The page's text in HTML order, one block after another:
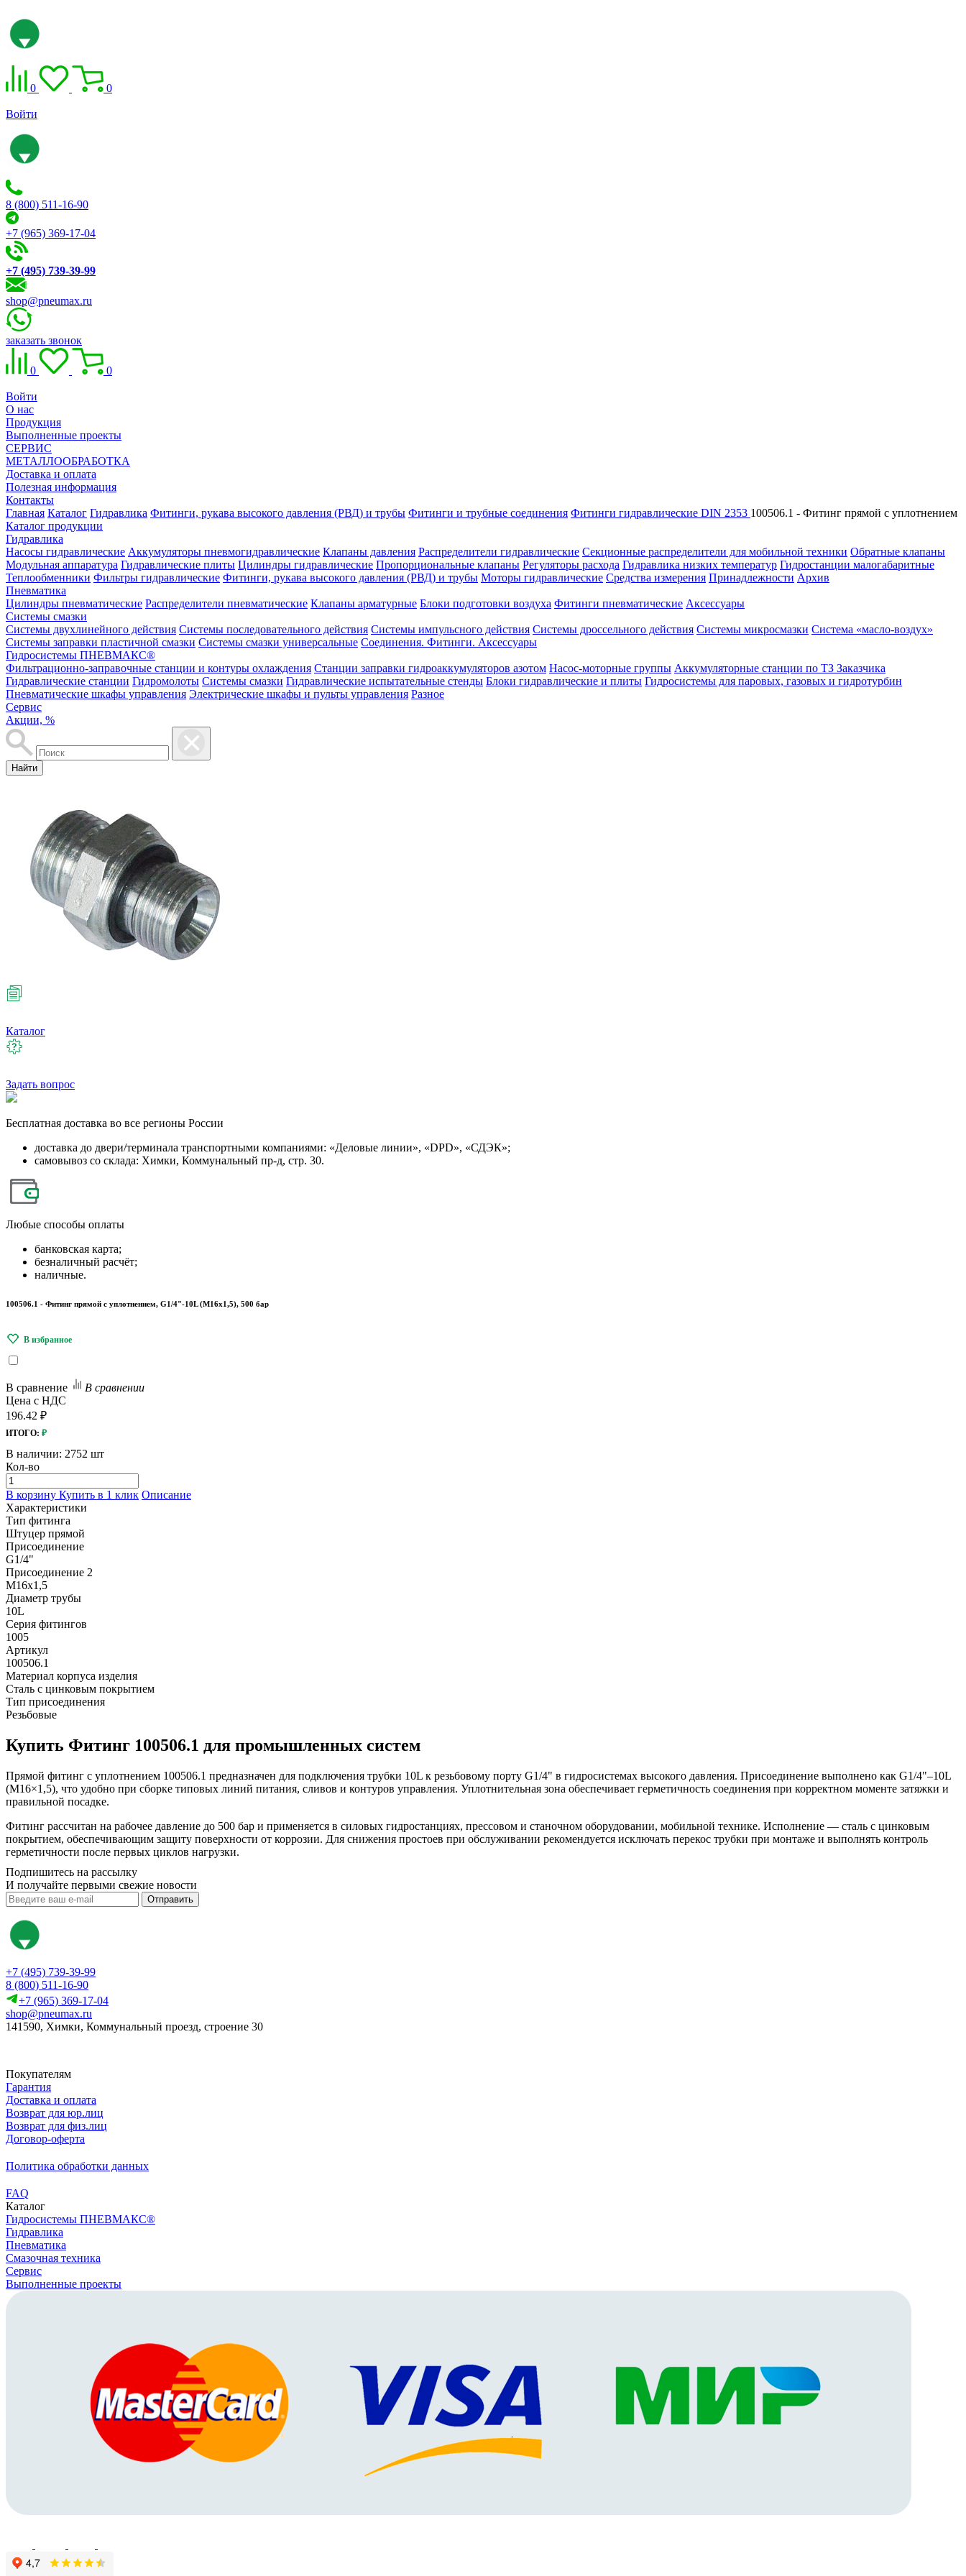
0 0
Войти
8 (800) 511-16-90
+7 (965) 369-17-04
+7 (495) 739-39-99
shop@pneumax.ru
заказать звонок
0 0
Войти
О нас
Продукция
Выполненные проекты
СЕРВИС
МЕТАЛЛООБРАБОТКА
Доставка и оплата
Полезная информация
Контакты
Главная Каталог Гидравлика Фитинги, рукава высокого давления (РВД) и трубы Фитинги и трубные соединения Фитинги гидравлические DIN 2353 100506.1 - Фитинг прямой с уплотнением
Каталог продукции
Гидравлика
Насосы гидравлические Аккумуляторы пневмогидравлические Клапаны давления Распределители гидравлические Секционные распределители для мобильной техники Обратные клапаны
Модульная аппаратура Гидравлические плиты Цилиндры гидравлические Пропорциональные клапаны Регуляторы расхода Гидравлика низких температур Гидростанции малогабаритные
Теплообменники Фильтры гидравлические Фитинги, рукава высокого давления (РВД) и трубы Моторы гидравлические Средства измерения Принадлежности Архив
Пневматика
Цилиндры пневматические Распределители пневматические Клапаны арматурные Блоки подготовки воздуха Фитинги пневматические Аксессуары
Системы смазки
Системы двухлинейного действия Системы последовательного действия Системы импульсного действия Системы дроссельного действия Системы микросмазки Система «масло-воздух»
Системы заправки пластичной смазки Системы смазки универсальные Соединения. Фитинги. Аксессуары
Гидросистемы ПНЕВМАКС®
Фильтрационно-заправочные станции и контуры охлаждения Станции заправки гидроаккумуляторов азотом Насос-моторные группы Аккумуляторные станции по ТЗ Заказчика
Гидравлические станции Гидромолоты Системы смазки Гидравлические испытательные стенды Блоки гидравлические и плиты Гидросистемы для паровых, газовых и гидротурбин
Пневматические шкафы управления Электрические шкафы и пульты управления Разное
Сервис
Акции, %
Найти
Каталог
Задать вопрос
Бесплатная доставка во все регионы России
доставка до двери/терминала транспортными компаниями: «Деловые линии», «DPD», «СДЭК»;
самовывоз со склада: Химки, Коммунальный пр-д, стр. 30.
Любые способы оплаты
банковская карта;
безналичный расчёт;
наличные.
100506.1 - Фитинг прямой с уплотнением, G1/4"-10L (М16х1,5), 500 бар
В сравнение
В сравнении
Цена с НДС
196.42 ₽
ИТОГО: ₽
В наличии: 2752 шт
Кол-во
В корзину Купить в 1 клик Описание
Характеристики
Тип фитинга
Штуцер прямой
Присоединение
G1/4"
Присоединение 2
M16x1,5
Диаметр трубы
10L
Серия фитингов
1005
Артикул
100506.1
Материал корпуса изделия
Сталь с цинковым покрытием
Тип присоединения
Резьбовые
Купить Фитинг 100506.1 для промышленных систем
Прямой фитинг с уплотнением 100506.1 предназначен для подключения трубки 10L к резьбовому порту G1/4" в гидросистемах высокого давления. Присоединение выполнено как G1/4"–10L
(М16×1,5), что удобно при сборке типовых линий питания, сливов и контуров управления. Уплотнительная зона обеспечивает герметичность соединения при корректном моменте затяжки и
правильной посадке.
Фитинг рассчитан на рабочее давление до 500 бар и применяется в силовых гидростанциях, прессовом и станочном оборудовании, мобильной технике. Исполнение — сталь с цинковым
покрытием, обеспечивающим защиту поверхности от коррозии. Для снижения простоев при обслуживании рекомендуется исключать перекос трубки при монтаже и выполнять контроль
герметичности после первых циклов нагрузки.
Подпишитесь на рассылку
И получайте первыми свежие новости
Отправить
+7 (495) 739-39-99
8 (800) 511-16-90
+7 (965) 369-17-04
shop@pneumax.ru
141590, Химки, Коммунальный проезд, строение 30
Покупателям
Гарантия
Доставка и оплата
Возврат для юр.лиц
Возврат для физ.лиц
Договор-оферта
Политика обработки данных
FAQ
Каталог
Гидросистемы ПНЕВМАКС®
Гидравлика
Пневматика
Смазочная техника
Сервис
Выполненные проекты